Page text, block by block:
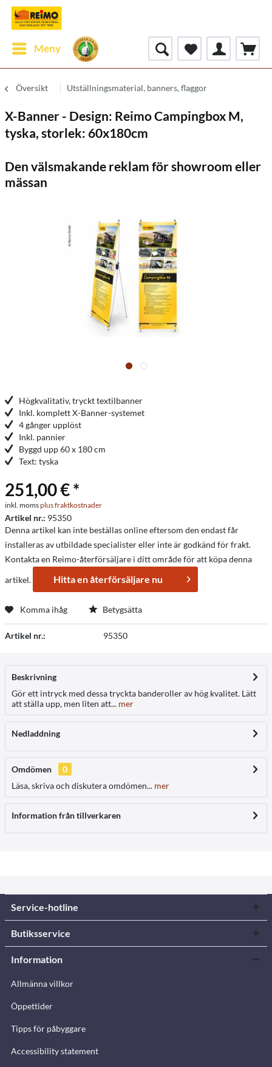
Meny
Översikt Utställningsmaterial, banners, flaggor
X-Banner - Design: Reimo Campingbox M,
tyska, storlek: 60x180cm
Den välsmakande reklam för showroom eller
mässan
Högkvalitativ, tryckt textilbanner
Inkl. komplett X-Banner-systemet
4 gånger upplöst
Inkl. pannier
Byggd upp 60 x 180 cm
Text: tyska
251,00 € *
inkl. momsplus fraktkostnader
Artikel nr.: 95350
Denna artikel kan inte beställas online eftersom den endast får
installeras av utbildade specialister eller inte är godkänd för frakt.
Kontakta en Reimo-återförsäljare i ditt område för att köpa denna
artikel.
Hitta en återförsäljare nu
Komma ihåg Betygsätta
Artikel nr.: 95350
Beskrivning
Gör ett intryck med dessa tryckta banderoller av hög kvalitet. Lätt
att ställa upp, men liten att... mer
Nedladdning
Omdömen
0
Läsa, skriva och diskutera omdömen... mer
Information från tillverkaren
Service-hotline
Butiksservice
Information
Allmänna villkor
Öppettider
Tipps för påbyggare
Accessibility statement